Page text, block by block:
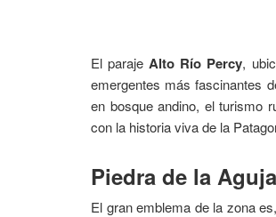
El paraje Alto Río Percy,
emergentes más fascinantes
en bosque andino, el turismo
con la historia viva de la
Piedra de la
El gran emblema de la zona